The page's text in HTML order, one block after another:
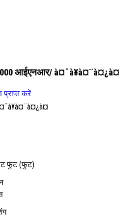
आईएनआर/ à¤¯à¥à¤¨à¤¿à¤
प्राप्त करें
फुट (फुट)